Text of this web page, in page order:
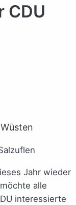
CDU
Jahr wieder
alle
interessierte